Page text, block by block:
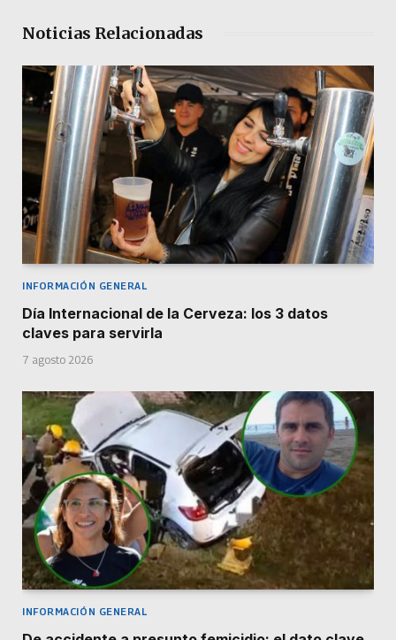
Noticias Relacionadas
INFORMACIÓN GENERAL
Día Internacional de la Cerveza: los 3 datos
claves para servirla
7 agosto 2026
INFORMACIÓN GENERAL